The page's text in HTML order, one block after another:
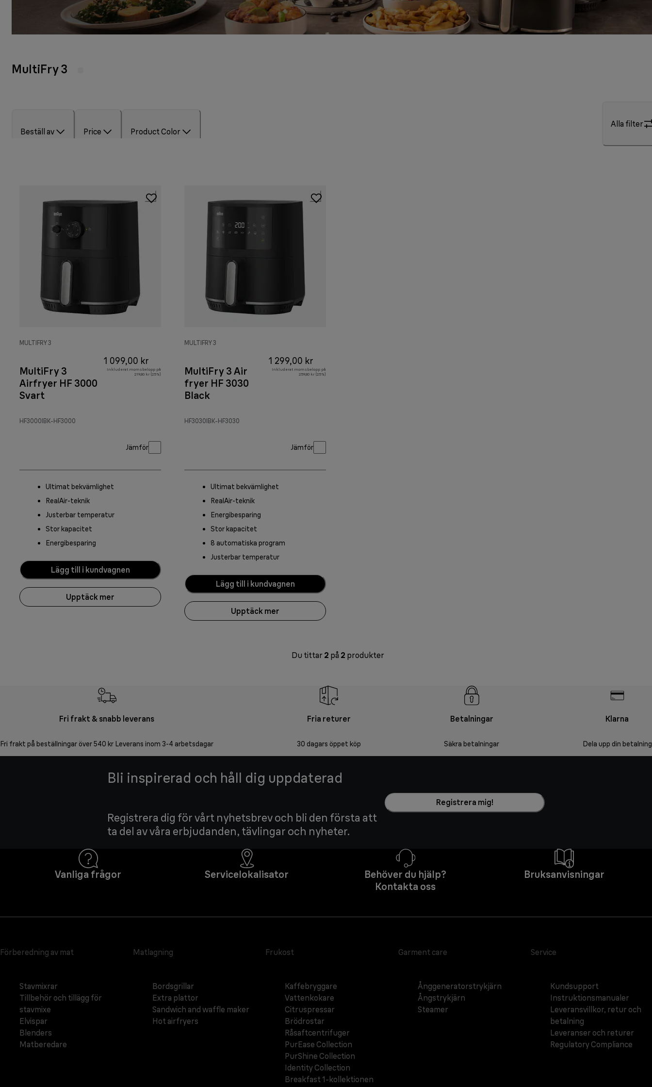
MultiFry 3
Beställ av Price Product Color
Alla filter
MULTIFRY 3
MultiFry 3
Airfryer HF 3000
Svart
HF3000IBK-HF3000
1 099,00 kr
Inkluderat momsbelopp på
219,80 kr (25%)
Jämför
Ultimat bekvämlighet
RealAir-teknik
Justerbar temperatur
Stor kapacitet
Energibesparing
Lägg till i kundvagnen
Upptäck mer
MULTIFRY 3
MultiFry 3 Air
fryer HF 3030
Black
HF3030IBK-HF3030
1 299,00 kr
Inkluderat momsbelopp på
259,80 kr (25%)
Jämför
Ultimat bekvämlighet
RealAir-teknik
Energibesparing
Stor kapacitet
8 automatiska program
Justerbar temperatur
Lägg till i kundvagnen
Upptäck mer
Du tittar 2 på 2 produkter
Fri frakt & snabb leverans
Fri frakt på beställningar över 540 kr Leverans inom 3-4 arbetsdagar
Fria returer
30 dagars öppet köp
Betalningar
Säkra betalningar
Klarna
Dela upp din betalning
Bli inspirerad och håll dig uppdaterad
Registrera dig för vårt nyhetsbrev och bli den första att
ta del av våra erbjudanden, tävlingar och nyheter.
Registrera mig!
Vanliga frågor Servicelokalisator
Behöver du hjälp?
Kontakta oss
Bruksanvisningar
Förberedning av mat
Stavmixrar
Tillbehör och tillägg för
stavmixe
Elvispar
Blenders
Matberedare
Matlagning
Bordsgrillar
Extra plattor
Sandwich and waffle maker
Hot airfryers
Frukost
Kaffebryggare
Vattenkokare
Citruspressar
Brödrostar
Råsaftcentrifuger
PurEase Collection
PurShine Collection
Identity Collection
Breakfast 1-kollektionen
Garment care
Ånggeneratorstrykjärn
Ångstrykjärn
Steamer
Service
Kundsupport
Instruktionsmanualer
Leveransvillkor, retur och
betalning
Leveranser och returer
Regulatory Compliance